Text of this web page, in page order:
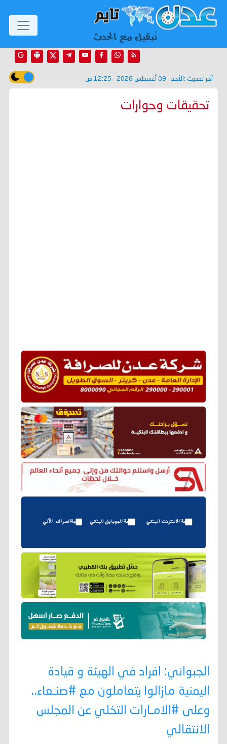
آخر تحديث : الأحد - 09 أغسطس 2026 - 12:25 ص
تحقيقات وحوارات
الجبواني: افراد في الهيئة و قيادة
اليمنية مازالوا يتعاملون مع #صنـعاء..
وعلى #الامـارات التخلي عن المجلس
الانتقالي